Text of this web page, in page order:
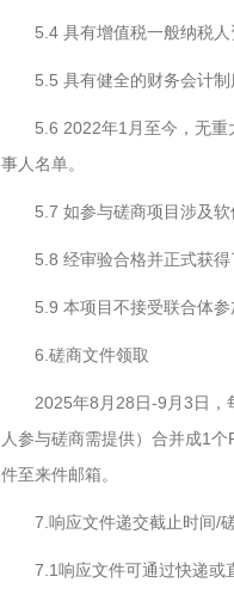
5.4 具有增值税一般纳税
5.5 具有健全的财务会计制
5.6 2022年1月至今，无
事人名单。
5.7 如参与磋商项目涉及
5.8 经审验合格并正式获得
5.9 本项目不接受联合体参
6.磋商文件领取
2025年8月28日-9月3日，
人参与磋商需提供）合并成1个
件至来件邮箱。
7.响应文件递交截止时间/
7.1响应文件可通过快递或